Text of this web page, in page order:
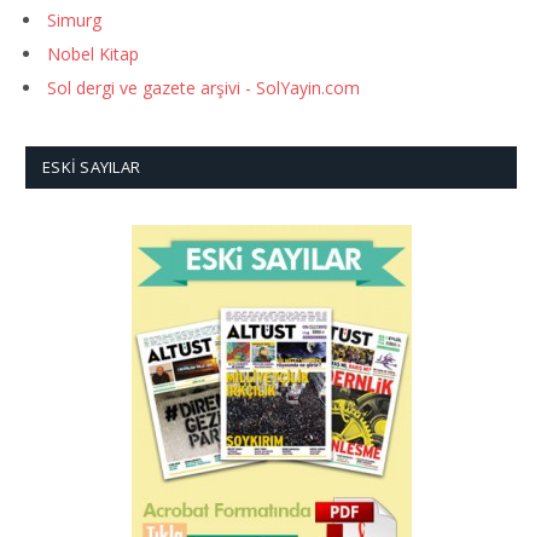
Simurg
Nobel Kitap
Sol dergi ve gazete arşivi - SolYayin.com
ESKI SAYILAR